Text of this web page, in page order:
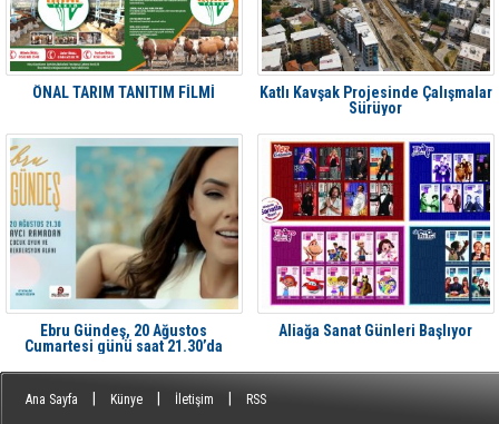
ÖNAL TARIM TANITIM FİLMİ
Katlı Kavşak Projesinde Çalışmalar
Sürüyor
Ebru Gündeş, 20 Ağustos
Cumartesi günü saat 21.30’da
Aliağa Sanat Günleri Başlıyor
Ana Sayfa Künye İletişim RSS